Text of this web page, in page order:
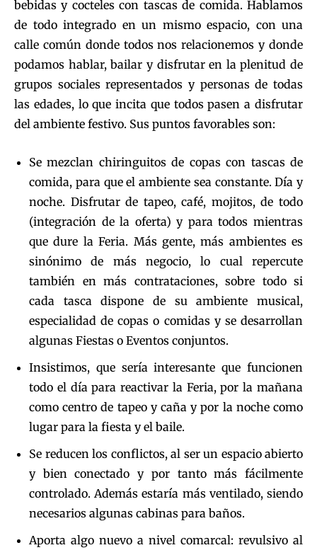
bebidas y cocteles con tascas de comida. Hablamos
de todo integrado en un mismo espacio, con una
calle común donde todos nos relacionemos y donde
podamos hablar, bailar y disfrutar en la plenitud de
grupos sociales representados y personas de todas
las edades, lo que incita que todos pasen a disfrutar
del ambiente festivo. Sus puntos favorables son:
Se mezclan chiringuitos de copas con tascas de
comida, para que el ambiente sea constante. Día y
noche. Disfrutar de tapeo, café, mojitos, de todo
(integración de la oferta) y para todos mientras
que dure la Feria. Más gente, más ambientes es
sinónimo de más negocio, lo cual repercute
también en más contrataciones, sobre todo si
cada tasca dispone de su ambiente musical,
especialidad de copas o comidas y se desarrollan
algunas Fiestas o Eventos conjuntos.
Insistimos, que sería interesante que funcionen
todo el día para reactivar la Feria, por la mañana
como centro de tapeo y caña y por la noche como
lugar para la fiesta y el baile.
Se reducen los conflictos, al ser un espacio abierto
y bien conectado y por tanto más fácilmente
controlado. Además estaría más ventilado, siendo
necesarios algunas cabinas para baños.
Aporta algo nuevo a nivel comarcal: revulsivo al